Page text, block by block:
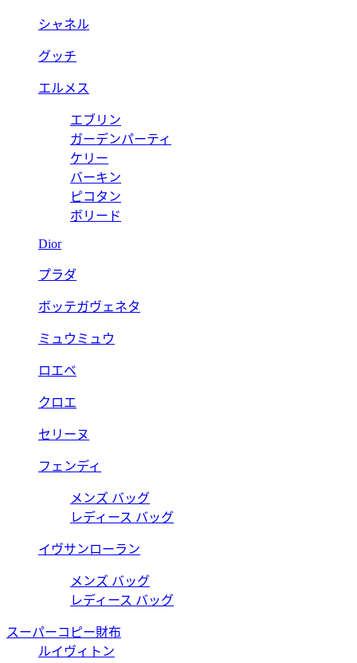
シャネル
グッチ
エルメス
エブリン
ガーデンパーティ
ケリー
バーキン
ピコタン
ボリード
Dior
プラダ
ボッテガヴェネタ
ミュウミュウ
ロエベ
クロエ
セリーヌ
フェンディ
メンズ バッグ
レディース バッグ
イヴサンローラン
メンズ バッグ
レディース バッグ
スーパーコピー財布
ルイヴィトン